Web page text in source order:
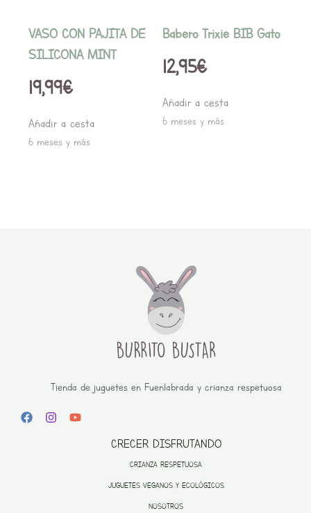
VASO CON PAJITA DE
SILICONA MINT
19,99€
Añadir a cesta
6 meses y más
Babero Trixie BIB Gato
12,95€
Añadir a cesta
6 meses y más
Tienda de juguetes en Fuenlabrada y crianza respetuosa
CRECER DISFRUTANDO
CRIANZA RESPETUOSA
JUGUETES VEGANOS Y ECOLÓGICOS
NOSOTROS